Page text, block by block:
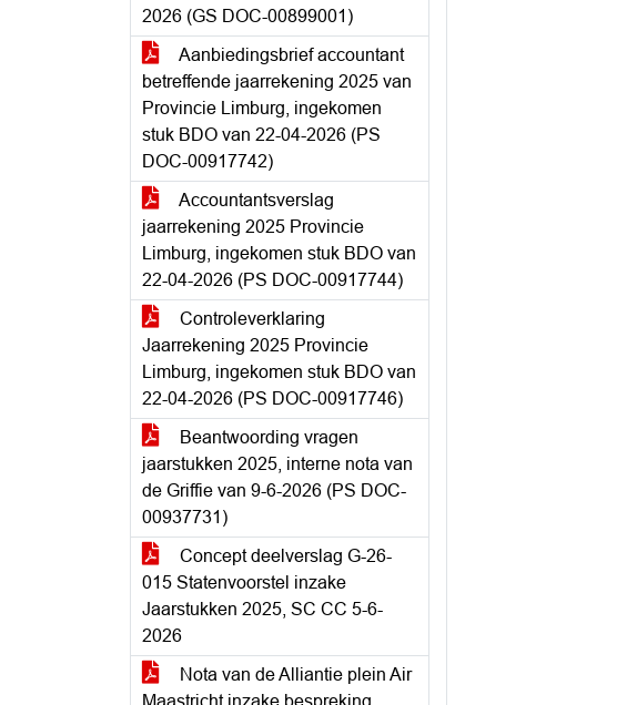
2026 (GS DOC-00899001)
Aanbiedingsbrief accountant
betreffende jaarrekening 2025 van
Provincie Limburg, ingekomen
stuk BDO van 22-04-2026 (PS
DOC-00917742)
Accountantsverslag
jaarrekening 2025 Provincie
Limburg, ingekomen stuk BDO van
22-04-2026 (PS DOC-00917744)
Controleverklaring
Jaarrekening 2025 Provincie
Limburg, ingekomen stuk BDO van
22-04-2026 (PS DOC-00917746)
Beantwoording vragen
jaarstukken 2025, interne nota van
de Griffie van 9-6-2026 (PS DOC-
00937731)
Concept deelverslag G-26-
015 Statenvoorstel inzake
Jaarstukken 2025, SC CC 5-6-
2026
Nota van de Alliantie plein Air
Maastricht inzake bespreking